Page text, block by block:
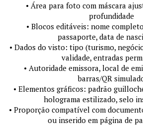
• Área para foto com máscara
profundidade
• Blocos editáveis: nome
passaporte, data de
• Dados do visto: tipo (turismo,
validade, entradas
• Autoridade emissora, local de
barras/QR
• Elementos gráficos: padrão
holograma estilizado, selo
• Proporção compatível com
ou inserido em página de